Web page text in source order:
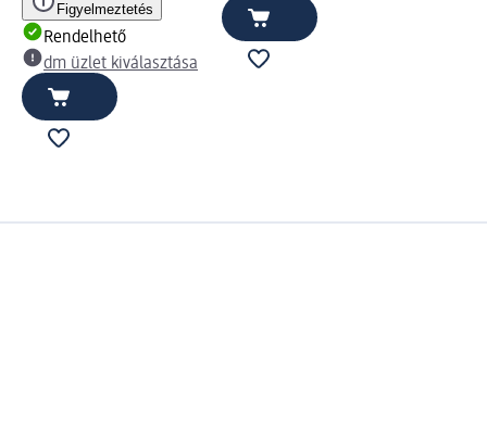
Figyelmeztetés
Rendelhető
dm üzlet kiválasztása